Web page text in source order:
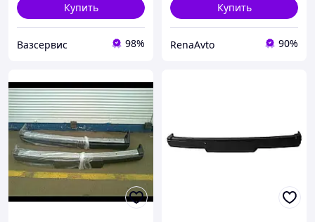
Купить
Вазсервис 98%
Купить
RenaAvto 90%